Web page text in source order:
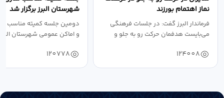
نماز اهتمام بورزند
فرماندار البرز گفت: در جلسات فرهنگی
می‌بایست هدفمان حرکت رو به جلو و
124008
شهرستان البرز برگزار شد
دومین جلسه کمیته مناسب
و اماکن عمومی شهرستان
120778